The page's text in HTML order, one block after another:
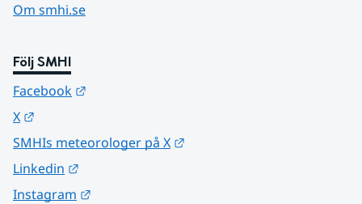
Om smhi.se
Följ SMHI
Facebook
X
SMHIs meteorologer på X
Linkedin
Instagram